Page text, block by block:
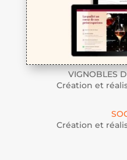
VIGNOBLES
Création et
Création et